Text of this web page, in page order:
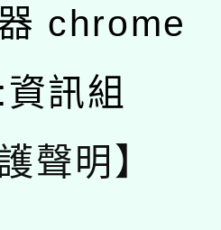
chrome
訊組
聲明】